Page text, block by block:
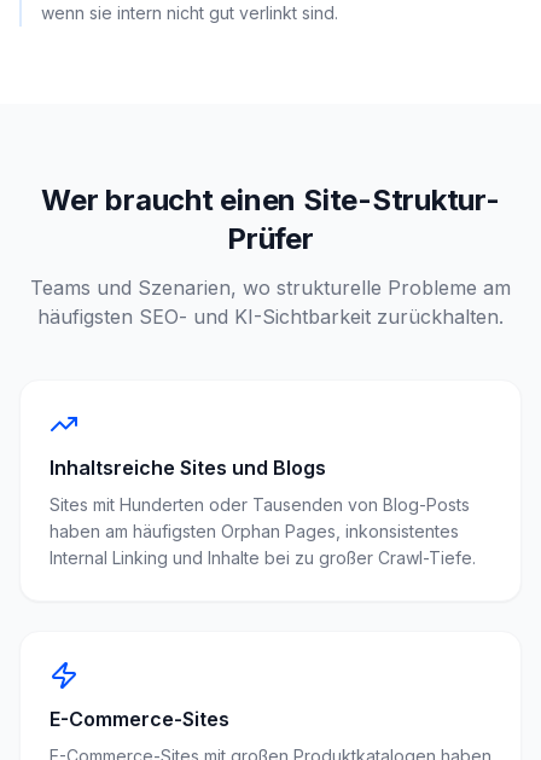
wenn sie intern nicht gut verlinkt sind.
Wer braucht einen Site-Struktur-
Prüfer
Teams und Szenarien, wo strukturelle Probleme am
häufigsten SEO- und KI-Sichtbarkeit zurückhalten.
Inhaltsreiche Sites und Blogs
Sites mit Hunderten oder Tausenden von Blog-Posts
haben am häufigsten Orphan Pages, inkonsistentes
Internal Linking und Inhalte bei zu großer Crawl-Tiefe.
E-Commerce-Sites
E-Commerce-Sites mit großen Produktkatalogen haben